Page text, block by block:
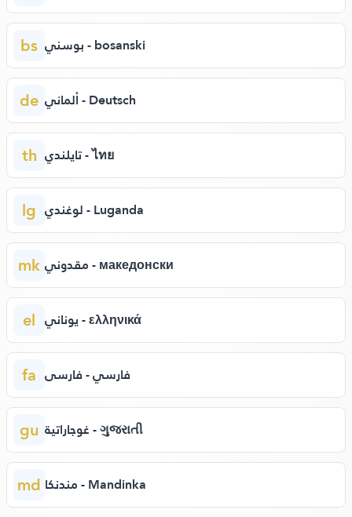
bs بوسني - bosanski
de ألماني - Deutsch
th تايلندي - ไทย
lg لوغندي - Luganda
mk مقدوني - македонски
el يوناني - ελληνικά
fa فارسي - فارسی
gu غوجاراتية - ગુજરાતી
md مندنكا - Mandinka